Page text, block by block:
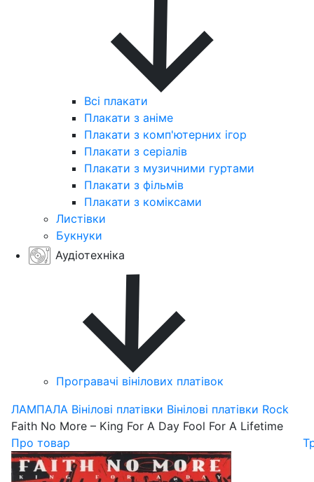
Всі плакати
Плакати з аніме
Плакати з комп'ютерних ігор
Плакати з серіалів
Плакати з музичними гуртами
Плакати з фільмів
Плакати з коміксами
Листівки
Букнуки
Аудіотехніка
Програвачі вінілових платівок
ЛАМПАЛА Вінілові платівки Вінілові платівки Rock
Faith No More – King For A Day Fool For A Lifetime
Про товар